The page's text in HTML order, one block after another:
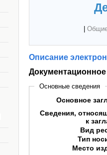
Описание
Основные сведения
Основное
Сведения,
к
Вид
Тип
Место